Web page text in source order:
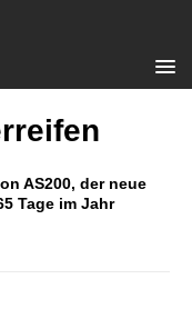
AS200, der neue
Tage im Jahr